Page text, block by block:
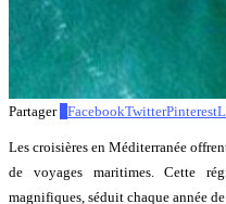
Partager FacebookTwitterPinterest
Les croisières en Méditerranée
de voyages maritimes. Cette
magnifiques, séduit chaque année